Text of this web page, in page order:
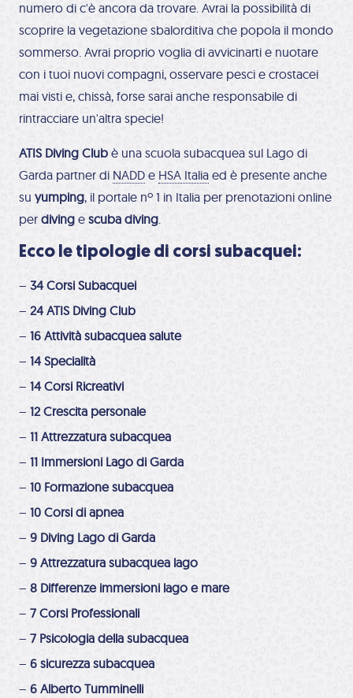
numero di c'è ancora da trovare. Avrai la possibilità di
scoprire la vegetazione sbalorditiva che popola il mondo
sommerso. Avrai proprio voglia di avvicinarti e nuotare
con i tuoi nuovi compagni, osservare pesci e crostacei
mai visti e, chissà, forse sarai anche responsabile di
rintracciare un'altra specie!
ATIS Diving Club è una scuola subacquea sul Lago di
Garda partner di NADD e HSA Italia ed è presente anche
su yumping, il portale nº 1 in Italia per prenotazioni online
per diving e scuba diving.
Ecco le tipologie di corsi subacquei:
– 34 Corsi Subacquei
– 24 ATIS Diving Club
– 16 Attività subacquea salute
– 14 Specialità
– 14 Corsi Ricreativi
– 12 Crescita personale
– 11 Attrezzatura subacquea
– 11 Immersioni Lago di Garda
– 10 Formazione subacquea
– 10 Corsi di apnea
– 9 Diving Lago di Garda
– 9 Attrezzatura subacquea lago
– 8 Differenze immersioni lago e mare
– 7 Corsi Professionali
– 7 Psicologia della subacquea
– 6 sicurezza subacquea
– 6 Alberto Tumminelli